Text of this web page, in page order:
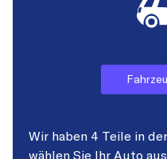
Wir haben 4 Teile in
wählen Sie Ihr Auto